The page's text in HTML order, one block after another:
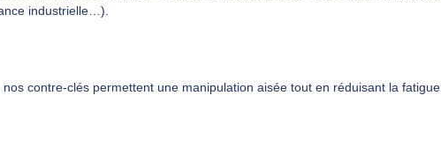
industrielle…).
, nos contre‑clés permettent une manipulation aisée tout en réduisant la